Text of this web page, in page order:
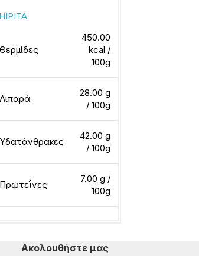
Θερμίδες
450.00
kcal /
100g
Λιπαρά
28.00 g
/ 100g
Υδατάνθρακες
42.00 g
/ 100g
Πρωτεΐνες
7.00 g /
100g
Ακολουθήστε μας